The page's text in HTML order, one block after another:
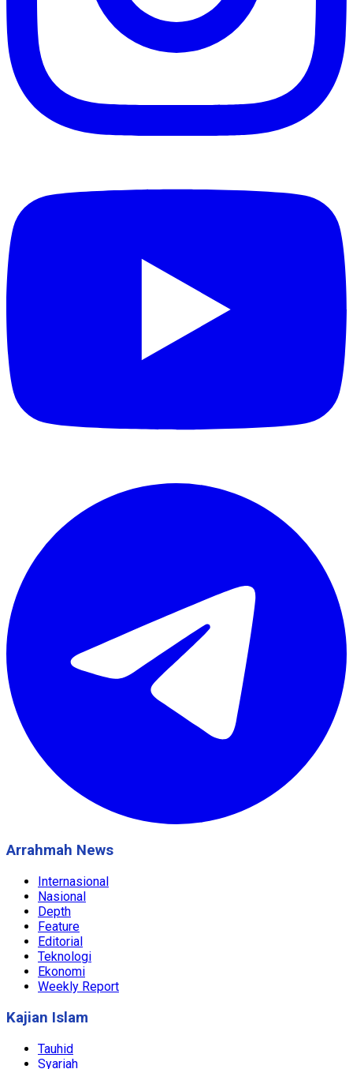
Arrahmah News
Internasional
Nasional
Depth
Feature
Editorial
Teknologi
Ekonomi
Weekly Report
Kajian Islam
Tauhid
Syariah